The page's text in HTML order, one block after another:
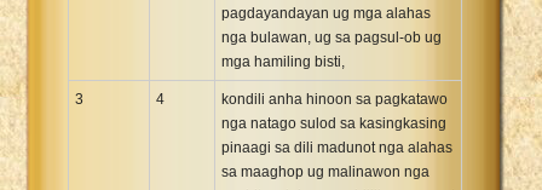
pagdayandayan ug mga alahas
nga bulawan, ug sa pagsul-ob ug
mga hamiling bisti,
3 4
kondili anha hinoon sa pagkatawo
nga natago sulod sa kasingkasing
pinaagi sa dili madunot nga alahas
sa maaghop ug malinawon nga